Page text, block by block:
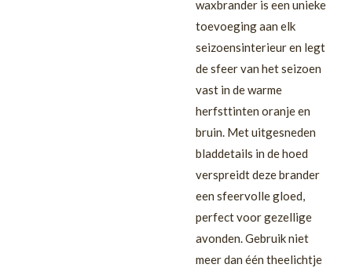
waxbrander is een unieke
toevoeging aan elk
seizoensinterieur en legt
de sfeer van het seizoen
vast in de warme
herfsttinten oranje en
bruin. Met uitgesneden
bladdetails in de hoed
verspreidt deze brander
een sfeervolle gloed,
perfect voor gezellige
avonden. Gebruik niet
meer dan één theelichtje